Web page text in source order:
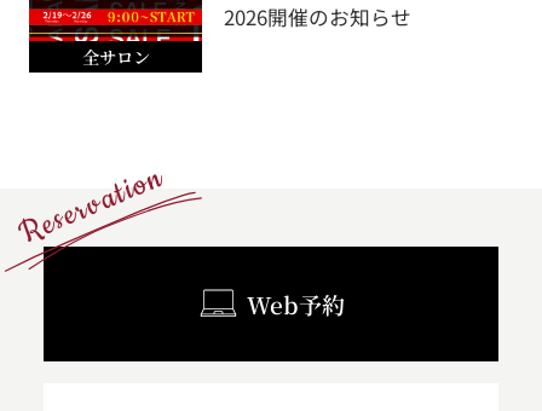
全サロン
2026開催のお知らせ
Reservation
Web予約